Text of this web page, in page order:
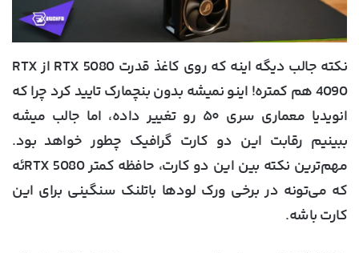
نکته جالب دیگه اینه که روی کاغذ قدرت RTX 5080 از RTX
4090 هم کمتره! اینو نمیشه بدون بنچمارک تایید کرد چرا که
انویدیا معماری سری ۵۰ رو تغییر داده، اما جالب میشه
ببینیم رقابت این دو کارت گرافیک چطور خواهد بود.
مهم‌ترین نکته بین این دو کارت، حافظه کمتر RTX 5080ئه
که می‌تونه در برخی ورک لودها باتلنک سنگینی برای این
کارت باشه.